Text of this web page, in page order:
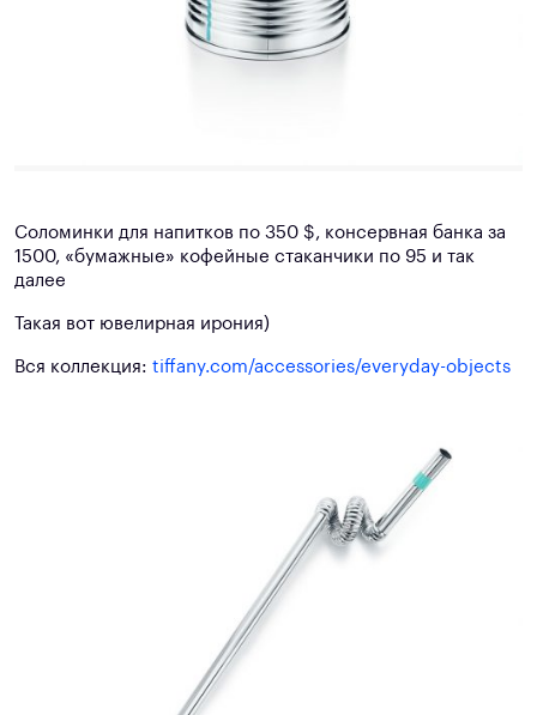
Соломинки для напитков по 350 $, консервная банка за
1500, «бумажные» кофейные стаканчики по 95 и так
далее
Такая вот ювелирная ирония)
Вся коллекция: tiffany.com/accessories/everyday-objects